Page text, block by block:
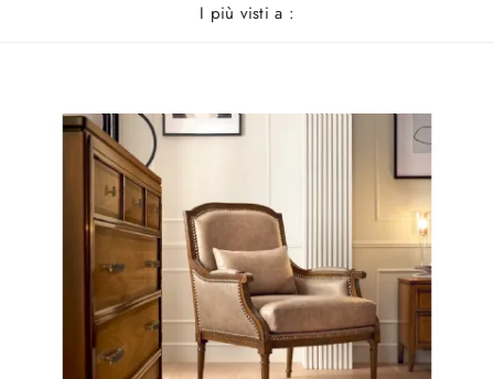
I più visti a :